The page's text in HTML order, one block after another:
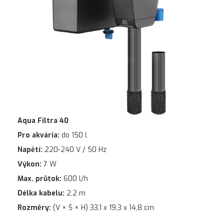
Aqua Filtra 40
Pro akvária: do 150 l
Napětí: 220-240 V / 50 Hz
Výkon: 7 W
Max. průtok: 600 l/h
Délka kabelu: 2,2 m
Rozměry: (V × Š × H) 33,1 x 19,3 x 14,8 cm